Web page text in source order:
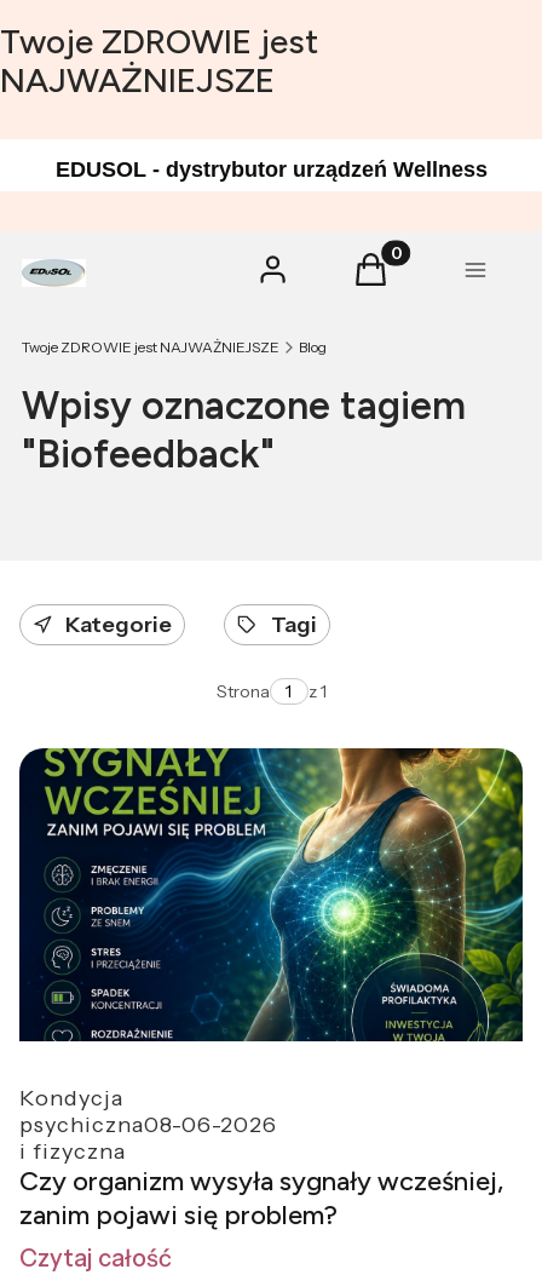
Twoje ZDROWIE jest
NAJWAŻNIEJSZE
EDUSOL - dystrybutor urządzeń Wellness
Zaloguj się Produkty w
Koszyk Menu
Twoje ZDROWIE jest NAJWAŻNIEJSZE Blog
Wpisy oznaczone tagiem
"Biofeedback"
Kategorie Tagi
Strona z 1
Kondycja
psychiczna
i fizyczna
08-06-2026
Czy organizm wysyła sygnały wcześniej,
zanim pojawi się problem?
Czytaj całość